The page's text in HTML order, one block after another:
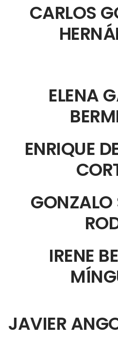
CARLOS
ELENA
ENRIQUE
IRENE
JAVIER